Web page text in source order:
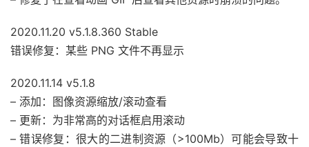
2020.11.20 v5.1.8.360 Stable
错误修复：某些 PNG 文件不再显示
2020.11.14 v5.1.8
– 添加：图像资源缩放/滚动查看
– 更新：为非常高的对话框启用滚动
– 错误修复：很大的二进制资源（>100Mb）可能会导致十